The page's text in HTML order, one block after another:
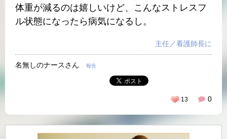
体重が減るのは嬉しいけど、こんなストレスフ
ル状態になったら病気になるし。
主任／看護師長に
名無しのナースさん 報告
0
13